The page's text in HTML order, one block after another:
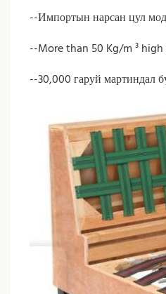
--Импортын нарсан цул
--More than 50 Kg/m ³
--30,000 гаруй мартиндал